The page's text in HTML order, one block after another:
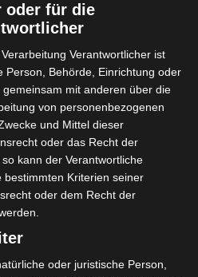
oder für die
Verantwortlicher ist
Person, Behörde, Einrichtung oder
mit anderen über die
von personenbezogenen
und Mittel dieser
oder das Recht der
kann der Verantwortliche
bestimmten Kriterien seiner
oder dem Recht der
oder juristische Person,